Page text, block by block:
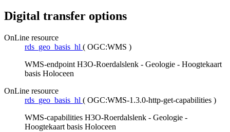
Digital transfer options
OnLine resource
rds_geo_basis_hl ( OGC:WMS )
WMS-endpoint H3O-Roerdalslenk - Geologie - Hoogtekaart
basis Holoceen
OnLine resource
rds_geo_basis_hl ( OGC:WMS-1.3.0-http-get-capabilities )
WMS-capabilities H3O-Roerdalslenk - Geologie -
Hoogtekaart basis Holoceen